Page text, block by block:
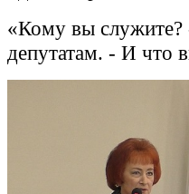
«Кому вы служите?
депутатам. - И что